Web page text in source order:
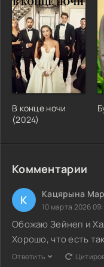
В конце ночи
(2024)
Комментарии
К Кацярына
10 марта 2026
Обожаю Зейнеп и
Хорошо, что есть
Ответить